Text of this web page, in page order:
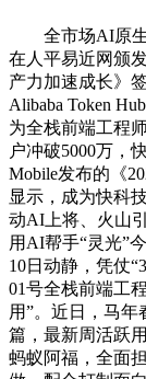
全市场AI原生
在人平易近网颁
产力加速成长》
Alibaba Token
为全栈前端工程
户冲破5000万，
Mobile发布的《
显示，成为快科
动AI上将、火山
用AI帮手“灵光”
10日动静，凭仗
01号全栈前端工
用”。近日，马
篇，最新周活跃
蚂蚁阿福，全面